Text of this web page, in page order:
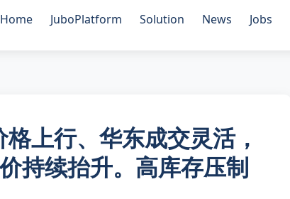
Home JuboPlatform Solution News Jobs
上行、华东成交灵活，
持续抬升。高库存压制